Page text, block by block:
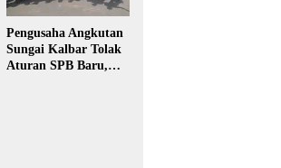
Pengusaha Angkutan
Sungai Kalbar Tolak
Aturan SPB Baru,